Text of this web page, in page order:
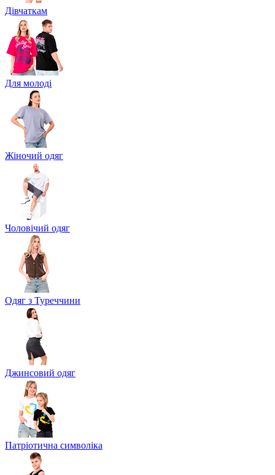
Дівчаткам
Для молоді
Жіночий одяг
Чоловічий одяг
Одяг з Туреччини
Джинсовий одяг
Патріотична символіка